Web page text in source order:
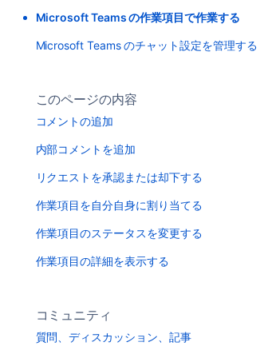
Microsoft Teams の作業項目で作業する
Microsoft Teams のチャット設定を管理する
このページの内容
コメントの追加
内部コメントを追加
リクエストを承認または却下する
作業項目を自分自身に割り当てる
作業項目のステータスを変更する
作業項目の詳細を表示する
コミュニティ
質問、ディスカッション、記事